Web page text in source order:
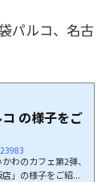
パルコ、名古
の様子をご
わのカフェ第2弾、
」の様子をご紹...